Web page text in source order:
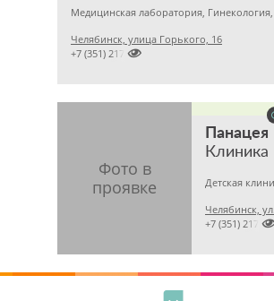
Челябинск, улица Горького, 16

+7 (351) 2170122
Панацея
Клиника
+7 (351)